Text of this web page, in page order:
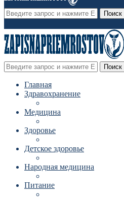
Поиск
Поиск
Главная
Здравохранение
Медицина
Здоровье
Детское здоровье
Народная медицина
Питание